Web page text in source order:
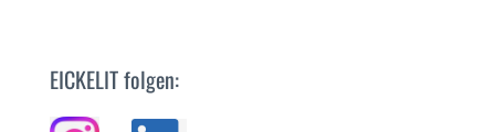
EICKELIT folgen: